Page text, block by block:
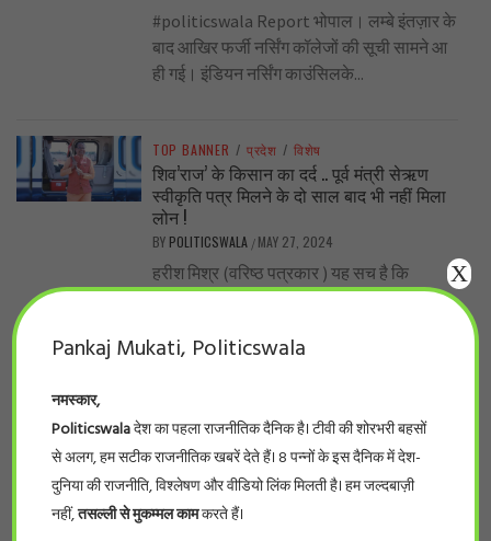
#politicswala Report भोपाल। लम्बे इंतज़ार के
बाद आखिर फर्जी नर्सिंग कॉलेजों की सूची सामने आ
ही गई। इंडियन नर्सिंग काउंसिलके...
TOP BANNER / प्रदेश / विशेष
शिव’राज’ के किसान का दर्द .. पूर्व मंत्री सेऋण
स्वीकृति पत्र मिलने के दो साल बाद भी नहीं मिला
लोन !
BY POLITICSWALA / MAY 27, 2024
हरीश मिश्र (वरिष्ठ पत्रकार ) यह सच है कि
शिवराज सरकार में लाखों-करोड़ों रुपए योजनाओं के
..नीट का पर्चा एनडीए वाले राज्यों में ही आऊट क्यों?
BYPOLITICSWALA/MAY 19, 2024
-सुनील कुमार भारत के सरकारी और निजी मेडिकल
कॉलेजों में दाखिले के लिए होने वाले इम्तिहान, नीट,
Pankaj Mukati, Politicswala
नमस्कार,
Politicswalaदेश का पहला राजनीतिक दैनिक है। टीवी की शोरभरी बहसों
से अलग, हम सटीक राजनीतिक खबरें देते हैं। 8 पन्नों के इस दैनिक में देश-
दुनिया की राजनीति, विश्लेषण और वीडियो लिंक मिलती है। हम जल्दबाज़ी
नहीं,तसल्ली से मुकम्मल कामकरते हैं।
X